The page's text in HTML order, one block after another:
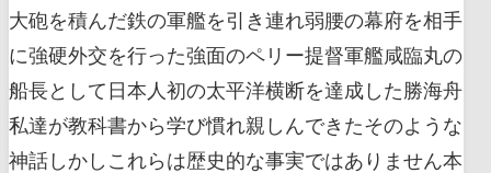
大砲を積んだ鉄の軍艦を引き連れ弱腰の幕府を相手
に強硬外交を行った強面のペリー提督軍艦咸臨丸の
船長として日本人初の太平洋横断を達成した勝海舟
私達が教科書から学び慣れ親しんできたそのような
神話しかしこれらは歴史的な事実ではありません本